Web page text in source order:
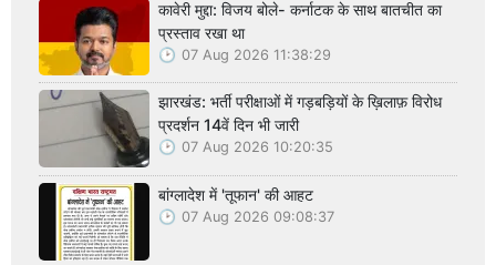
कावेरी मुद्दा: विजय बोले- कर्नाटक के साथ बातचीत का
प्रस्ताव रखा था
07 Aug 2026 11:38:29
झारखंड: भर्ती परीक्षाओं में गड़बड़ियों के ख़िलाफ़ विरोध
प्रदर्शन 14वें दिन भी जारी
07 Aug 2026 10:20:35
बांग्लादेश में 'तूफान' की आहट
07 Aug 2026 09:08:37